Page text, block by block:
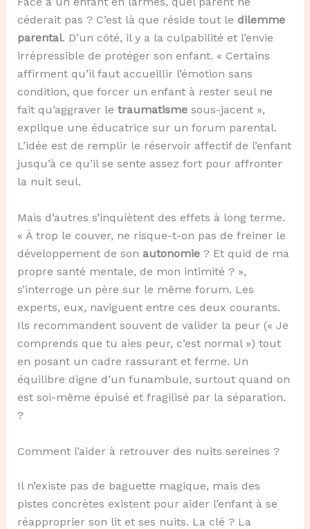
céderait pas ? C’est là que réside tout le dilemme
parental. D’un côté, il y a la culpabilité et l’envie
irrépressible de protéger son enfant. « Certains
affirment qu’il faut accueillir l’émotion sans
condition, que forcer un enfant à rester seul ne
fait qu’aggraver le traumatismesous-jacent »,
explique une éducatrice sur un forum parental.
L’idée est de remplir le réservoir affectif de l’enfant
jusqu’à ce qu’il se sente assez fort pour affronter
la nuit seul.
Mais d’autres s’inquiètent des effets à long terme.
« À trop le couver, ne risque-t-on pas de freiner le
développement de son autonomie? Et quid de ma
propre santé mentale, de mon intimité ? »,
s’interroge un père sur le même forum. Les
experts, eux, naviguent entre ces deux courants.
Ils recommandent souvent de valider la peur (« Je
comprends que tu aies peur, c’est normal ») tout
en posant un cadre rassurant et ferme. Un
équilibre digne d’un funambule, surtout quand on
est soi-même épuisé et fragilisé par la séparation.
?
Comment l’aider à retrouver des nuits sereines ?
Il n’existe pas de baguette magique, mais des
pistes concrètes existent pour aider l’enfant à se
réapproprier son lit et ses nuits. La clé ? La